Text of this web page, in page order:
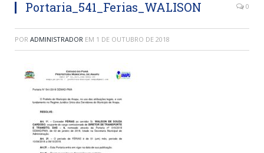
Portaria_541_Ferias_WALISON 0
POR ADMINISTRADOR EM 1 DE OUTUBRO DE 2018